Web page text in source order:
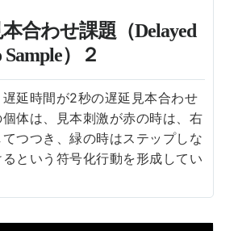
合わせ課題（Delayed
）２
延時間が2秒の遅延見本合わせ
体は、見本刺激が赤の時は、右
つつき、緑の時はステップしな
という符号化行動を形成してい